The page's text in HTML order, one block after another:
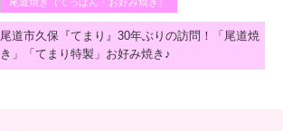
尾道市久保『てまり』30年ぶりの訪問！「尾道焼
き」「てまり特製」お好み焼き♪